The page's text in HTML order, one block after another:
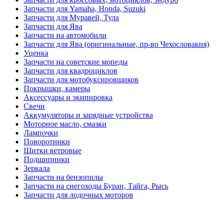
Запчасти для Yamaha, Honda, Suzuki
Запчасти для Муравей, Тула
Запчасти для Ява
Запчасти на автомобили
Запчасти для Ява (оригинальные, пр-во Чехословакия)
Уценка
Запчасти на советские мопеды
Запчасти для квадроциклов
Запчасти для мотобуксировщиков
Покрышки, камеры
Аксессуары и экипировка
Свечи
Аккумуляторы и зарядные устройства
Моторное масло, смазки
Лампочки
Поворотники
Щитки ветровые
Подшипники
Зеркала
Запчасти на бензопилы
Запчасти на снегоходы Буран, Тайга, Рысь
Запчасти для лодочных моторов